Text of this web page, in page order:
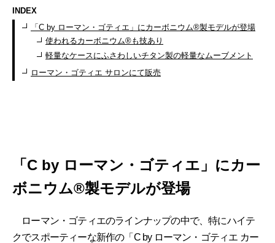
INDEX
「C by ローマン・ゴティエ」にカーボニウム®製モデルが登場
使われるカーボニウム®も技あり
軽量なケースにふさわしいチタン製の軽量なムーブメント
ローマン・ゴティエ サロンにて販売
「C by ローマン・ゴティエ」にカー
ボニウム®製モデルが登場
ローマン・ゴティエのラインナップの中で、特にハイテ
クでスポーティーな新作の「C by ローマン・ゴティエ カー